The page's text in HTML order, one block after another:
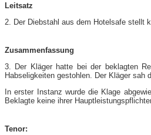
Leitsatz
2. Der Diebstahl aus dem Hotelsafe stellt
Zusammenfassung
3. Der Kläger hatte bei der beklagten
Habseligkeiten gestohlen. Der Kläger sah
In erster Instanz wurde die Klage
Beklagte keine ihrer
Tenor: